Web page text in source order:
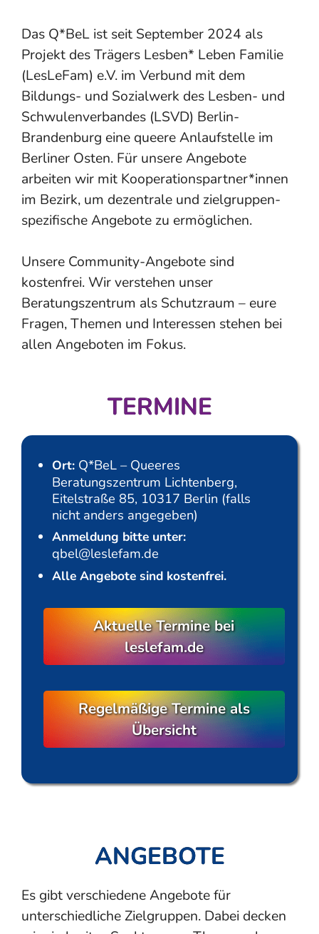
Das Q*BeL ist seit September 2024 als
Projekt des Trägers Lesben* Leben Familie
(LesLeFam) e.V. im Verbund mit dem
Bildungs- und Sozialwerk des Lesben- und
Schwulen­verbandes (LSVD) Berlin-
Brandenburg eine queere Anlauf­stelle im
Berliner Osten. Für unsere Angebote
arbeiten wir mit Kooperations­partner*innen
im Bezirk, um dezentrale und zielgruppen­
spezifische Angebote zu ermöglichen.
Unsere Community-Angebote sind
kostenfrei. Wir verstehen unser
Beratungszentrum als Schutzraum – eure
Fragen, Themen und Interessen stehen bei
allen Angeboten im Fokus.
TERMINE
Ort: Q*BeL – Queeres
Beratungszentrum Lichtenberg,
Eitelstraße 85, 10317 Berlin (falls
nicht anders angegeben)
Anmeldung bitte unter:
qbel@leslefam.de
Alle Angebote sind kostenfrei.
Aktuelle Termine bei
leslefam.de
Regelmäßige Termine als
Übersicht
ANGEBOTE
Es gibt verschiedene Angebote für
unterschiedliche Zielgruppen. Dabei decken